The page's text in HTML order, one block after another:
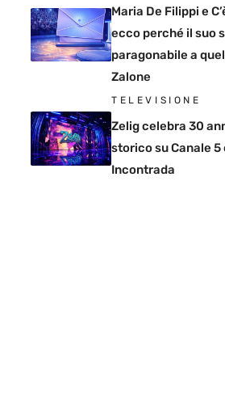
Maria De Filippi e
ecco perché il suo
paragonabile a
Zalone
TELEVISIONE
Zelig celebra 30
storico su Canale 5
Incontrada